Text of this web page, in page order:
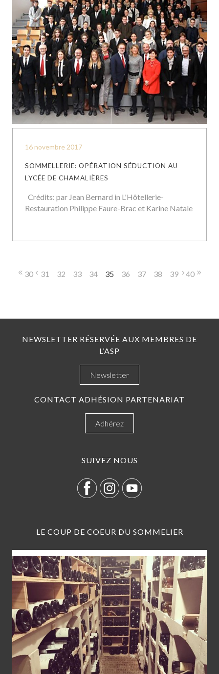
16 novembre 2017
SOMMELLERIE: OPÉRATION SÉDUCTION AU
LYCÉE DE CHAMALIÈRES
Crédits: par Jean Bernard in L'Hôtellerie-
Restauration Philippe Faure-Brac et Karine Natale
30 31 32 33 34 35 36 37 38 39 40
NEWSLETTER RÉSERVÉE AUX MEMBRES DE
L’ASP
Newsletter
CONTACT ADHÉSION PARTENARIAT
Adhérez
SUIVEZ NOUS
LE COUP DE COEUR DU SOMMELIER